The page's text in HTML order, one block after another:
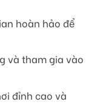
hoàn hảo để
và tham gia vào
đỉnh cao và